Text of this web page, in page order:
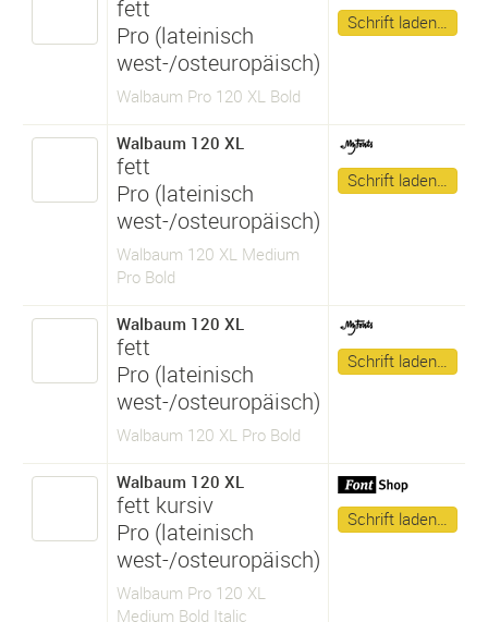
fett
Pro (lateinisch
west-/osteuropäisch)
Walbaum Pro 120 XL Bold
Schrift laden…
Walbaum 120 XL
fett
Pro (lateinisch
west-/osteuropäisch)
Walbaum 120 XL Medium
Pro Bold
Schrift laden…
Walbaum 120 XL
fett
Pro (lateinisch
west-/osteuropäisch)
Walbaum 120 XL Pro Bold
Schrift laden…
Walbaum 120 XL
fett kursiv
Pro (lateinisch
west-/osteuropäisch)
Walbaum Pro 120 XL
Medium Bold Italic
Schrift laden…